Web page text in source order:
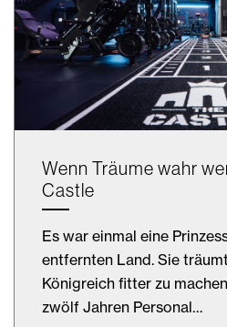
Wenn Träume wahr
Castle
Es war einmal eine
entfernten Land. Sie
Königreich fitter zu
zwölf Jahren Personal…